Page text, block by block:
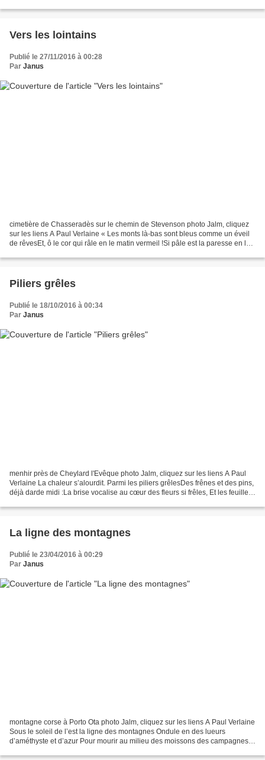
Vers les lointains
Publié le 27/11/2016 à 00:28
Par Janus
cimetière de Chasseradès sur le chemin de Stevenson photo Jalm, cliquez
sur les liens A Paul Verlaine « Les monts là-bas sont bleus comme un éveil
de rêvesEt, ô le cor qui râle en le matin vermeil !Si pâle est la paresse en la
Piliers grêles
Publié le 18/10/2016 à 00:34
Par Janus
menhir près de Cheylard l'Evêque photo Jalm, cliquez sur les liens A Paul
Verlaine La chaleur s’alourdit. Parmi les piliers grêlesDes frênes et des pins,
déjà darde midi :La brise vocalise au cœur des fleurs si frêles, Et les feuilles
La ligne des montagnes
Publié le 23/04/2016 à 00:29
Par Janus
montagne corse à Porto Ota photo Jalm, cliquez sur les liens A Paul Verlaine
Sous le soleil de l’est la ligne des montagnes Ondule en des lueurs
d’améthyste et d’azur Pour mourir au milieu des moissons des campagnes.